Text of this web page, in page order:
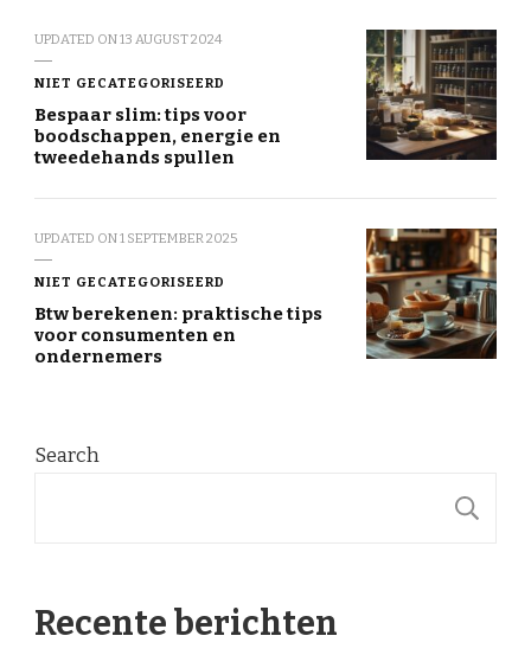
UPDATED ON13 AUGUST 2024
NIET GECATEGORISEERD
Bespaar slim: tips voor
boodschappen, energie en
tweedehands spullen
UPDATED ON1 SEPTEMBER 2025
NIET GECATEGORISEERD
Btw berekenen: praktische tips
voor consumenten en
ondernemers
Search
Recente berichten